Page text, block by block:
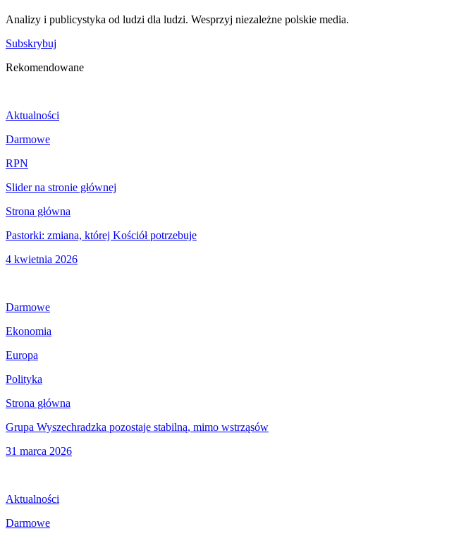
Analizy i publicystyka od ludzi dla ludzi. Wesprzyj niezależne polskie media.
Subskrybuj
Rekomendowane
Aktualności
Darmowe
RPN
Slider na stronie głównej
Strona główna
Pastorki: zmiana, której Kościół potrzebuje
4 kwietnia 2026
Darmowe
Ekonomia
Europa
Polityka
Strona główna
Grupa Wyszechradzka pozostaje stabilną, mimo wstrząsów
31 marca 2026
Aktualności
Darmowe